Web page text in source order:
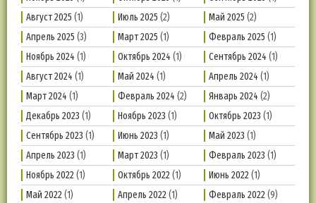
Август 2025 (1) Июль 2025 (2) Май 2025 (2)
Апрель 2025 (3) Март 2025 (1) Февраль 2025 (1)
Ноябрь 2024 (1) Октябрь 2024 (1) Сентябрь 2024 (1)
Август 2024 (1) Май 2024 (1) Апрель 2024 (1)
Март 2024 (1) Февраль 2024 (2) Январь 2024 (2)
Декабрь 2023 (1) Ноябрь 2023 (1) Октябрь 2023 (1)
Сентябрь 2023 (1) Июнь 2023 (1) Май 2023 (1)
Апрель 2023 (1) Март 2023 (1) Февраль 2023 (1)
Ноябрь 2022(1) Октябрь 2022(1) Июнь 2022(1)
Май 2022(1) Апрель 2022(1) Февраль 2022(9)